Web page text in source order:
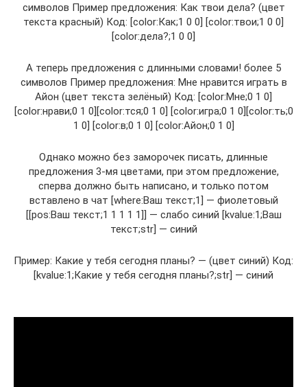
символов Пример предложения: Как твои дела? (цвет
текста красный) Код: [color:Как;1 0 0] [color:твои;1 0 0]
[color:дела?;1 0 0]
А теперь предложения с длинными словами! более 5
символов Пример предложения: Мне нравится играть в
Айон (цвет текста зелёный) Код: [color:Мне;0 1 0]
[color:нрави;0 1 0][color:тся;0 1 0] [color:игра;0 1 0][color:ть;0
1 0] [color:в;0 1 0] [color:Айон;0 1 0]
Однако можно без заморочек писать, длинные
предложения 3-мя цветами, при этом предложение,
сперва должно быть написано, и только потом
вставлено в чат [where:Ваш текст;1] — фиолетовый
[[pos:Ваш текст;1 1 1 1 1]] — слабо синий [kvalue:1;Ваш
текст;str] — синий
Пример: Какие у тебя сегодня планы? — (цвет синий) Код:
[kvalue:1;Какие у тебя сегодня планы?;str] — синий